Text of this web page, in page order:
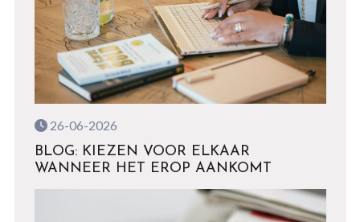
26-06-2026
BLOG: KIEZEN VOOR ELKAAR
WANNEER HET EROP AANKOMT